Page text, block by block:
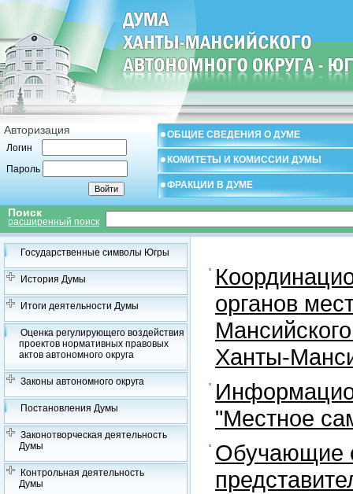
Авторизация
Логин
Пароль
ОБЩИЕ СВЕДЕНИЯ О ДУМЕ
КОМИТЕТЫ И КОМИССИИ ДУМЫ
ФРАКЦИИ В ДУМЕ
Поиск
расширенный поиск
Государственные символы Югры
История Думы
Итоги деятельности Думы
Оценка регулирующего воздействия
проектов нормативных правовых
актов автономного округа
Законы автономного округа
Постановления Думы
Законотворческая деятельность
Думы
Контрольная деятельность
Думы
органов
Ханты-
"Местное
Обучающие